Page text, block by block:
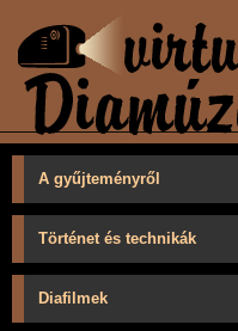
A gyűjteményről
Történet és technikák
Diafilmek